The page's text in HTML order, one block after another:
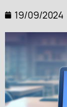
19/09/2024